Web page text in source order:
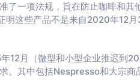
了一项法规，旨在防止咖啡和
明这些产品不是来自2020年12
12月（微型和小型企业推迟到
。其中包括Nespresso和大宗商